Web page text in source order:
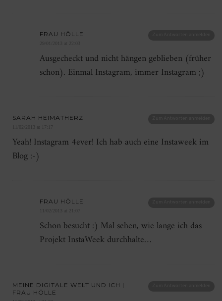
FRAU HÖLLE
Ausgecheckt und nicht hängen geblieben (früher
schon). Einmal Instagram, immer Instagram ;)
SARAH HEIMATHERZ
Yeah! Instagram 4ever! Ich hab auch eine Instaweek im
Blog :-)
FRAU HÖLLE
Schon besucht :) Mal sehen, wie lange ich das
Projekt InstaWeek durchhalte…
MEINE DIGITALE WELT UND ICH |
FRAU HÖLLE